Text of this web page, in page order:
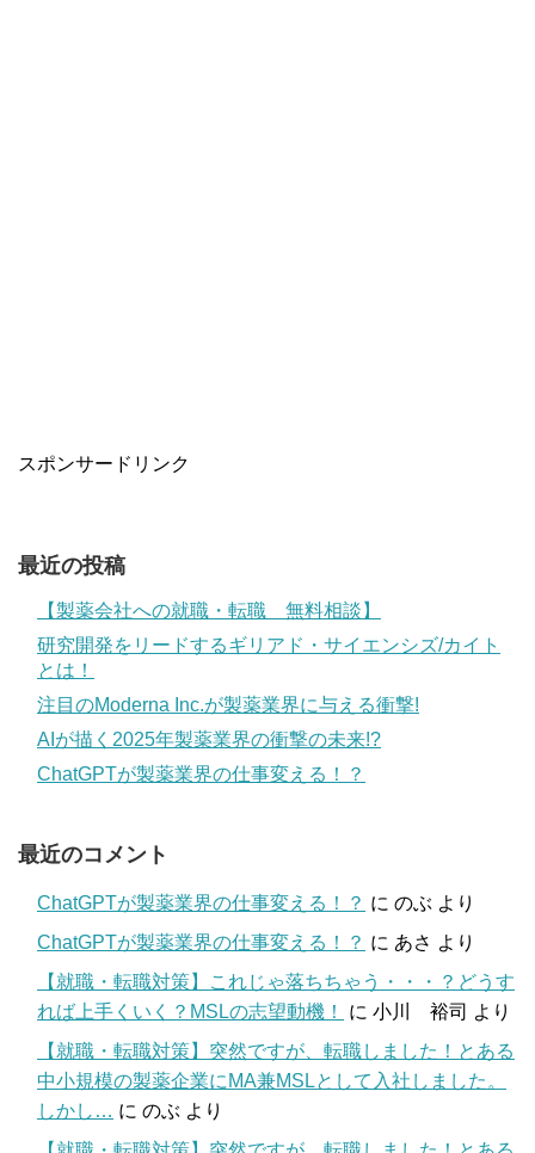
スポンサードリンク
最近の投稿
【製薬会社への就職・転職 無料相談】
研究開発をリードするギリアド・サイエンシズ/カイト
とは！
注目のModerna Inc.が製薬業界に与える衝撃!
AIが描く2025年製薬業界の衝撃の未来!?
ChatGPTが製薬業界の仕事変える！？
最近のコメント
ChatGPTが製薬業界の仕事変える！？ に のぶ より
ChatGPTが製薬業界の仕事変える！？ に あさ より
【就職・転職対策】これじゃ落ちちゃう・・・？どうす
れば上手くいく？MSLの志望動機！
に 小川 裕司 より
【就職・転職対策】突然ですが、転職しました！とある
中小規模の製薬企業にMA兼MSLとして入社しました。
しかし… に のぶ より